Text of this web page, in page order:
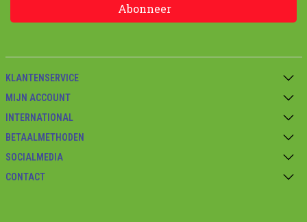
Abonneer
KLANTENSERVICE
MIJN ACCOUNT
INTERNATIONAL
BETAALMETHODEN
SOCIALMEDIA
CONTACT